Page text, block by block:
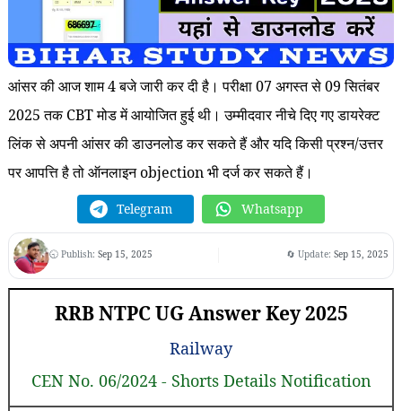
आंसर की आज शाम 4 बजे जारी कर दी है। परीक्षा 07 अगस्त से 09 सितंबर
2025 तक CBT मोड में आयोजित हुई थी। उम्मीदवार नीचे दिए गए डायरेक्ट
लिंक से अपनी आंसर की डाउनलोड कर सकते हैं और यदि किसी प्रश्न/उत्तर
पर आपत्ति है तो ऑनलाइन objection भी दर्ज कर सकते हैं।
Telegram Whatsapp
🕤 Publish: Sep 15, 2025 🔄 Update:Sep 15, 2025
RRB NTPC UG Answer Key 2025
Railway
CEN No. 06/2024 - Shorts Details Notification